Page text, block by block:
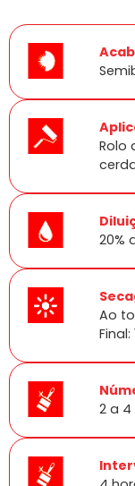
Rolo
20%
Ao
Final:
2 a